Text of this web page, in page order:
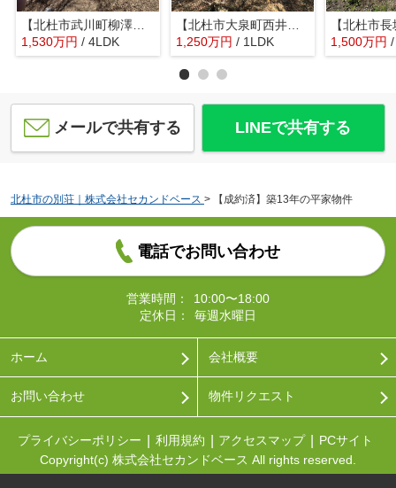
【北杜市武川町柳澤】フレンドパーク武川に近い４LDK
1,530万円 / 4LDK
【北杜市大泉町西井出】林の中にあるコンパクトな平家
1,250万円 / 1LDK 1,500万円
メールで共有する LINEで共有する
北杜市の別荘｜株式会社セカンドベース > 【成約済】築13年の平家物件
電話でお問い合わせ
営業時間：
10:00〜18:00
定休日：
毎週水曜日
ホーム 会社概要
お問い合わせ 物件リクエスト
プライバシーポリシー 利用規約 アクセスマップ
PCサイト
Copyright(c) 株式会社セカンドベース All rights reserved.